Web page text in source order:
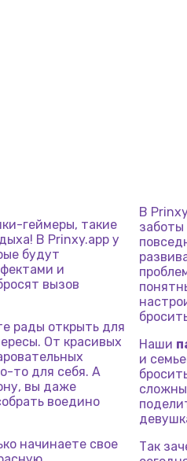
геймеры, такие
В Prinxy.app у
будут
и
вызов
рады открыть для
От красивых
то для себя. А
вы даже
воедино
начинаете свое
В
Наши
и
Так